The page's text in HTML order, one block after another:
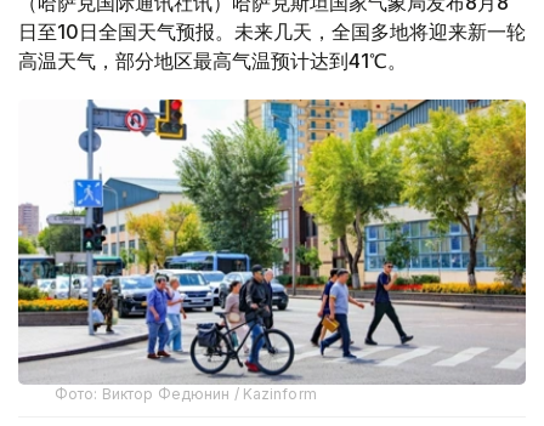
日至10日全国天气预报。未来几天，全国多地将迎来新一轮
高温天气，部分地区最高气温预计达到41℃。
Фото: Виктор Федюнин / Kazinform